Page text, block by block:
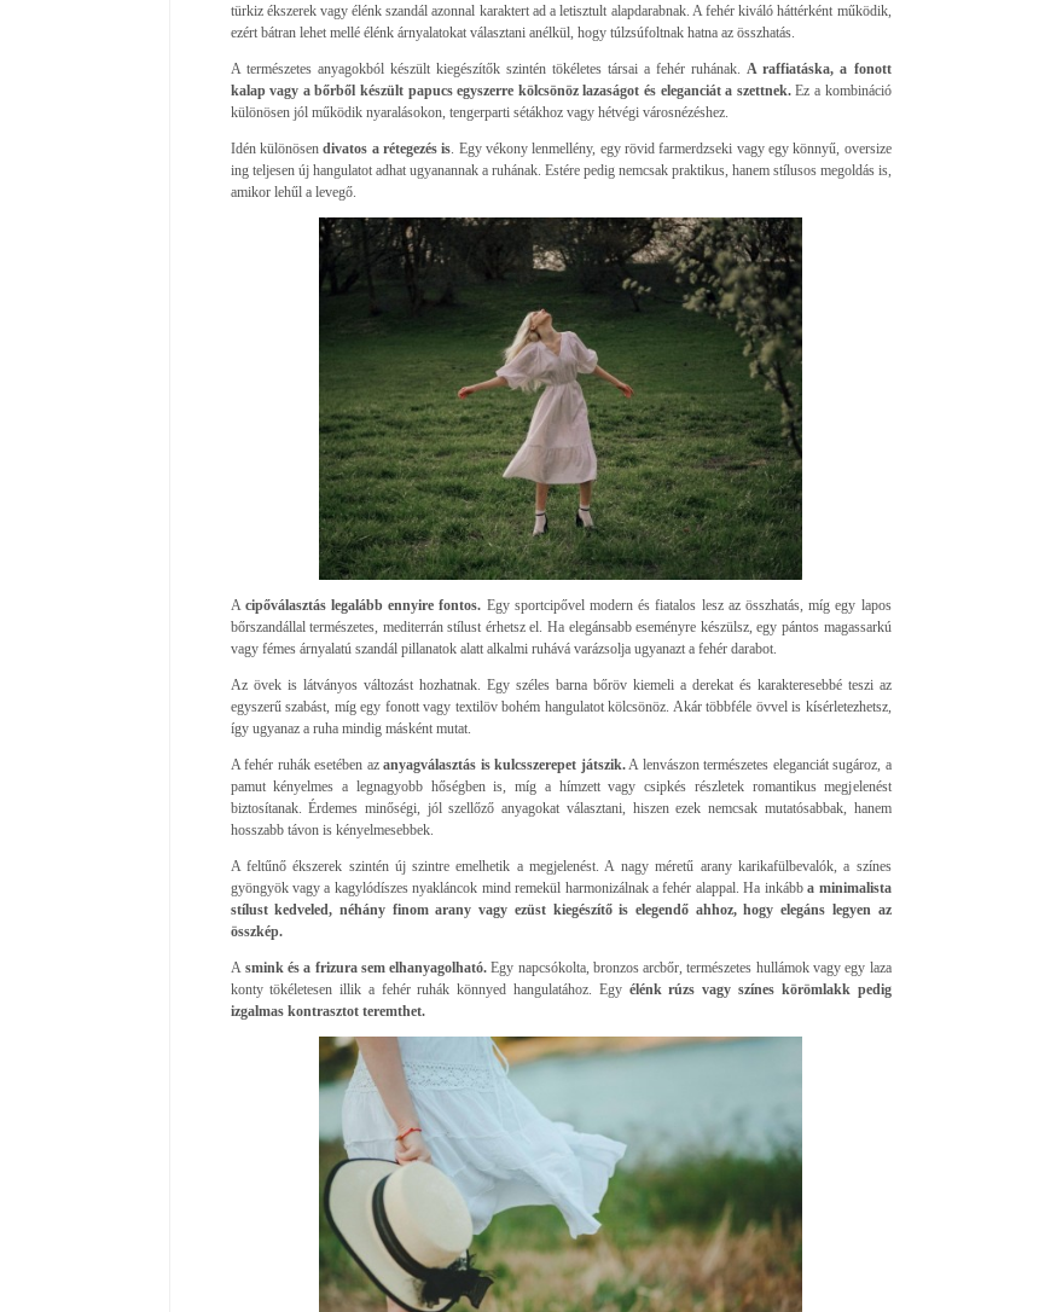
türkiz ékszerek vagy élénk szandál azonnal karaktert ad a letisztult alapdarabnak. A fehér kiváló háttérként működik,
ezért bátran lehet mellé élénk árnyalatokat választani anélkül, hogy túlzsúfoltnak hatna az összhatás.
A természetes anyagokból készült kiegészítők szintén tökéletes társai a fehér ruhának. A raffiatáska, a fonott
kalap vagy a bőrből készült papucs egyszerre kölcsönöz lazaságot és eleganciát a szettnek.Ez a kombináció
különösen jól működik nyaralásokon, tengerparti sétákhoz vagy hétvégi városnézéshez.
Idén különösendivatos a rétegezés is . Egy vékony lenmellény, egy rövid farmerdzseki vagy egy könnyű, oversize
ing teljesen új hangulatot adhat ugyanannak a ruhának. Estére pedig nemcsak praktikus, hanem stílusos megoldás is,
amikor lehűl a levegő.
A cipőválasztás legalább ennyire fontos. Egy sportcipővel modern és fiatalos lesz az összhatás, míg egy lapos
bőrszandállal természetes, mediterrán stílust érhetsz el. Ha elegánsabb eseményre készülsz, egy pántos magassarkú
vagy fémes árnyalatú szandál pillanatok alatt alkalmi ruhává varázsolja ugyanazt a fehér darabot.
Az övek is látványos változást hozhatnak. Egy széles barna bőröv kiemeli a derekat és karakteresebbé teszi az
egyszerű szabást, míg egy fonott vagy textilöv bohém hangulatot kölcsönöz. Akár többféle övvel is kísérletezhetsz,
így ugyanaz a ruha mindig másként mutat.
A fehér ruhák esetében az anyagválasztás is kulcsszerepet játszik.A lenvászon természetes eleganciát sugároz, a
pamut kényelmes a legnagyobb hőségben is, míg a hímzett vagy csipkés részletek romantikus megjelenést
biztosítanak. Érdemes minőségi, jól szellőző anyagokat választani, hiszen ezek nemcsak mutatósabbak, hanem
hosszabb távon is kényelmesebbek.
A feltűnő ékszerek szintén új szintre emelhetik a megjelenést. A nagy méretű arany karikafülbevalók, a színes
gyöngyök vagy a kagylódíszes nyakláncok mind remekül harmonizálnak a fehér alappal. Ha inkábba minimalista
stílust kedveled, néhány finom arany vagy ezüst kiegészítő is elegendő ahhoz, hogy elegáns legyen az
összkép.
A smink és a frizura sem elhanyagolható. Egy napcsókolta, bronzos arcbőr, természetes hullámok vagy egy laza
konty tökéletesen illik a fehér ruhák könnyed hangulatához. Egy élénk rúzs vagy színes körömlakk pedig
izgalmas kontrasztot teremthet.